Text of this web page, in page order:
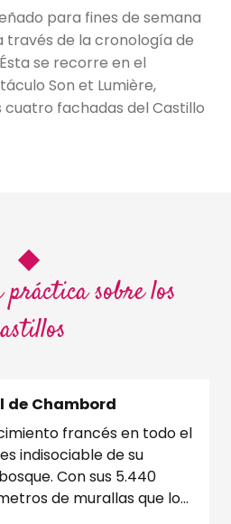
para fines de semana
través de la cronología de
se recorre en el
Son et Lumière,
fachadas del Castillo
sobre los
de Chambord
francés en todo el
indisociable de su
Con sus 5.440
de murallas que lo